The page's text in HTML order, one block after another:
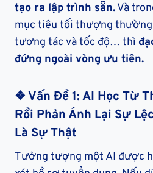
tạo ra lập trình sẵn.Và
mục tiêu tối thượng
tương tác và tốc độ… thì
đứng ngoài vòng ưu tiên.
❖ Vấn Đề 1: AI Học Từ
Rồi Phản Ánh Lại Sự
Là Sự Thật
Tưởng tượng một AI được